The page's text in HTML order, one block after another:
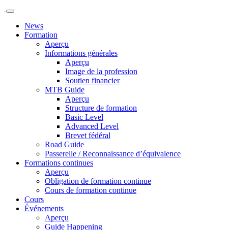
News
Formation
Aperçu
Informations générales
Aperçu
Image de la profession
Soutien financier
MTB Guide
Aperçu
Structure de formation
Basic Level
Advanced Level
Brevet fédéral
Road Guide
Passerelle / Reconnaissance d’équivalence
Formations continues
Aperçu
Obligation de formation continue
Cours de formation continue
Cours
Événements
Aperçu
Guide Happening